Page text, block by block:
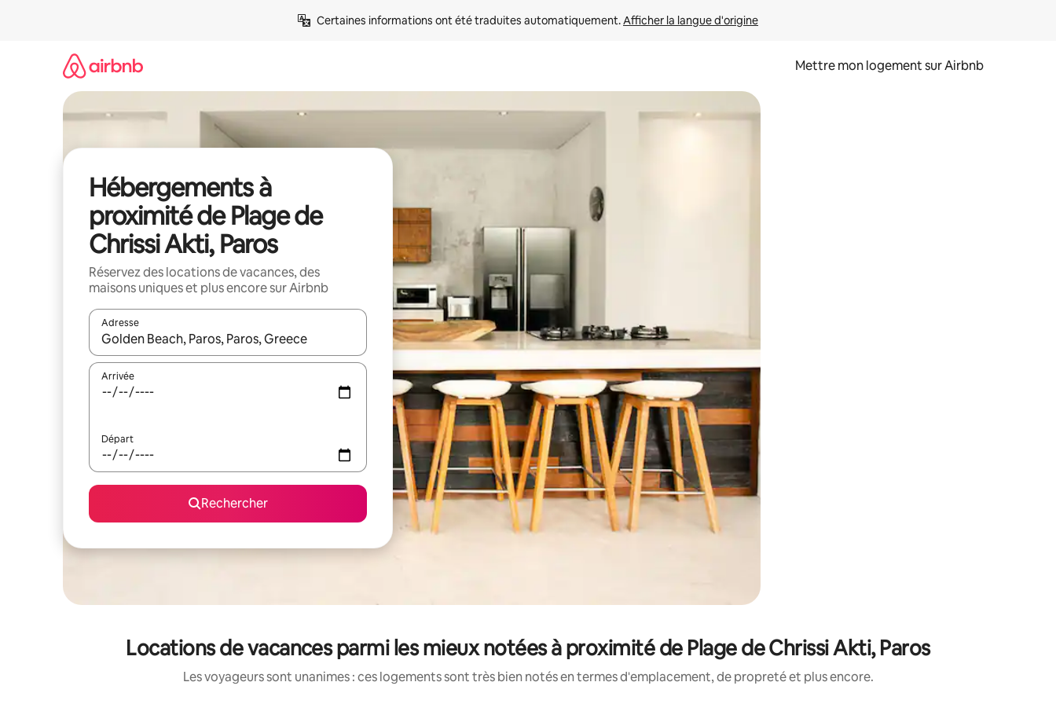
Certaines informations ont été traduites automatiquement. Afficher la langue d'origine
Mettre mon logement sur Airbnb
Hébergements à
proximité de Plage de
Chrissi Akti, Paros
Réservez des locations de vacances, des
maisons uniques et plus encore sur Airbnb
Adresse
Lorsque les résultats s'affichent, utilisez les flèches vers le haut et vers le bas pour les parcourir ou en appuyant et en faisant glisser.
Arrivée
Départ
Rechercher
Locations de vacances parmi les mieux notées à proximité de Plage de Chrissi Akti, Paros
Les voyageurs sont unanimes : ces logements sont très bien notés en termes d'emplacement, de propreté et plus encore.